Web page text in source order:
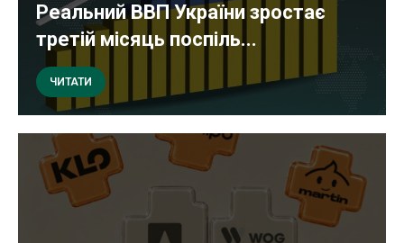
Реальний ВВП України зростає
третій місяць поспіль...
ЧИТАТИ